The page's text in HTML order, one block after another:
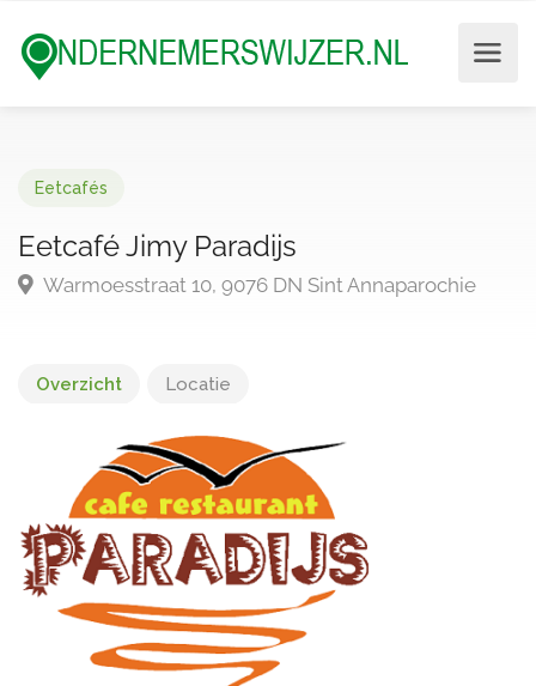
Eetcafés
Eetcafé Jimy Paradijs
Warmoesstraat 10, 9076 DN Sint Annaparochie
Overzicht Locatie